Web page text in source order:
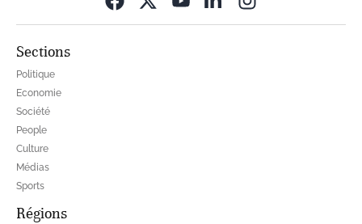
Sections
Politique
Economie
Société
People
Culture
Médias
Sports
Régions